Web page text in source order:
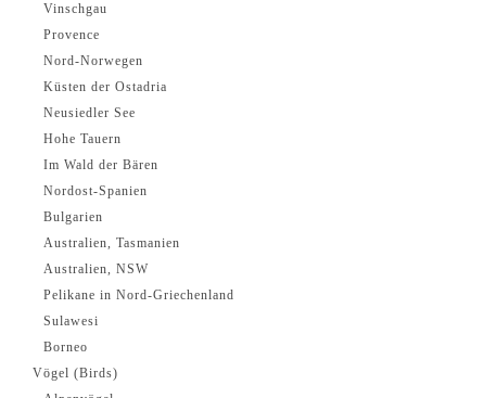
Vinschgau
Provence
Nord-Norwegen
Küsten der Ostadria
Neusiedler See
Hohe Tauern
Im Wald der Bären
Nordost-Spanien
Bulgarien
Australien, Tasmanien
Australien, NSW
Pelikane in Nord-Griechenland
Sulawesi
Borneo
Vögel (Birds)